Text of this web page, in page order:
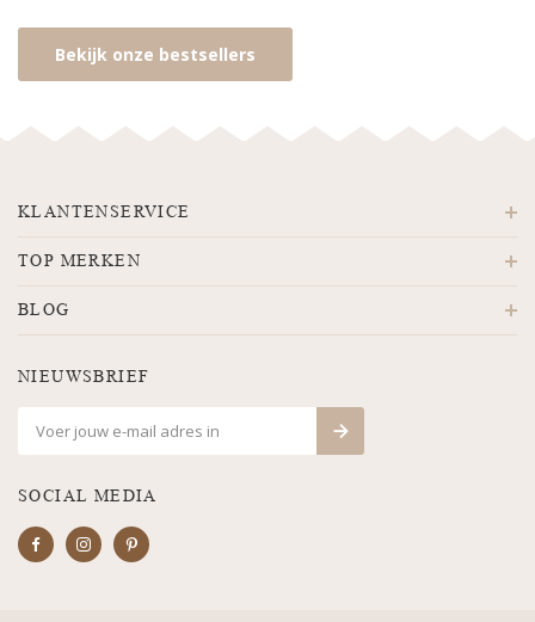
Bekijk onze bestsellers
KLANTENSERVICE
TOP MERKEN
BLOG
NIEUWSBRIEF
SOCIAL MEDIA